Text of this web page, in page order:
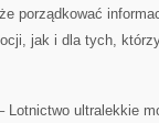
porządkować
jak i dla tych,
Lotnictwo ultralekkie